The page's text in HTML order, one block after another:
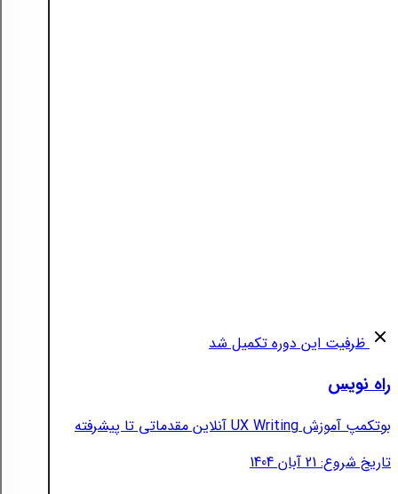
ظرفیت این دوره تکمیل شد
راه نویس
بوتکمپ آموزش UX Writing آنلاین مقدماتی تا پیشرفته
تاریخ شروع: 21 آبان 1404